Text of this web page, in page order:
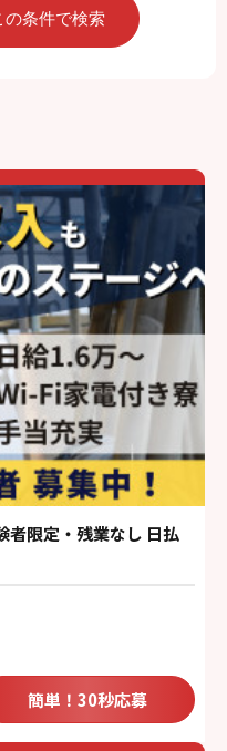
の条件で検索
者限定・残業なし 日払
簡単！30秒応募